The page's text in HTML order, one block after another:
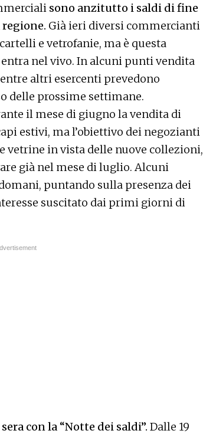
sono anzitutto i saldi di fine
Già ieri diversi commercianti
e vetrofanie, ma è questa
nel vivo. In alcuni punti vendita
altri esercenti prevedono
delle prossime settimane.
il mese di giugno la vendita di
estivi, ma l’obiettivo dei negozianti
vetrine in vista delle nuove collezioni,
già nel mese di luglio. Alcuni
puntando sulla presenza dei
suscitato dai primi giorni di
con la “Notte dei saldi”. Dalle 19